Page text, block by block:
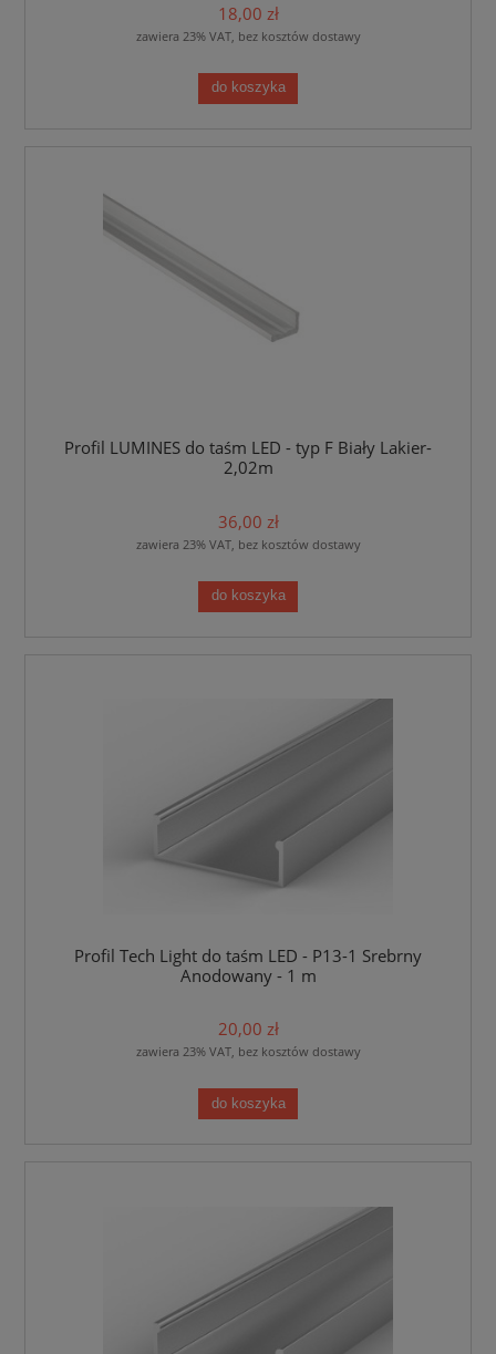
18,00 zł
zawiera 23% VAT, bez kosztów dostawy
do koszyka
Profil LUMINES do taśm LED - typ F Biały Lakier-
2,02m
36,00 zł
zawiera 23% VAT, bez kosztów dostawy
do koszyka
Profil Tech Light do taśm LED - P13-1 Srebrny
Anodowany - 1 m
20,00 zł
zawiera 23% VAT, bez kosztów dostawy
do koszyka